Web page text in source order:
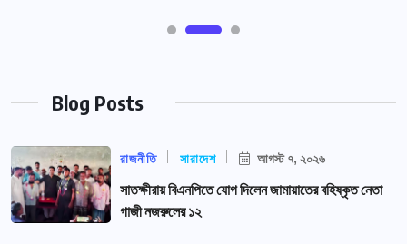
Blog Posts
রাজনীতি সারাদেশ আগস্ট ৭, ২০২৬
সাতক্ষীরায় বিএনপিতে যোগ দিলেন জামায়াতের বহিষ্কৃত নেতা
গাজী নজরুলের ১২